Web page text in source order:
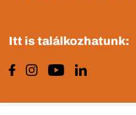
Itt is találkozhatunk: